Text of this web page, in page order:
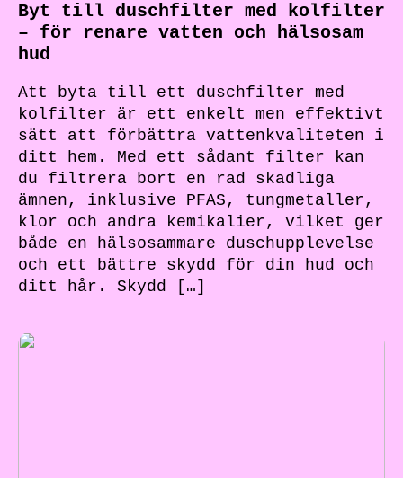
Byt till duschfilter med kolfilter
– för renare vatten och hälsosam
hud
Att byta till ett duschfilter med
kolfilter är ett enkelt men effektivt
sätt att förbättra vattenkvaliteten i
ditt hem. Med ett sådant filter kan
du filtrera bort en rad skadliga
ämnen, inklusive PFAS, tungmetaller,
klor och andra kemikalier, vilket ger
både en hälsosammare duschupplevelse
och ett bättre skydd för din hud och
ditt hår. Skydd […]